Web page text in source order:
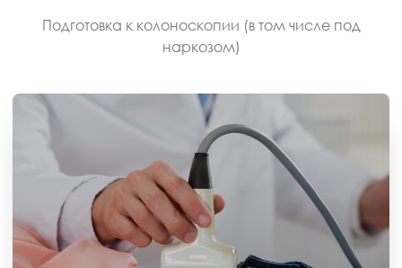
Подготовка к колоноскопии (в том числе под
наркозом)